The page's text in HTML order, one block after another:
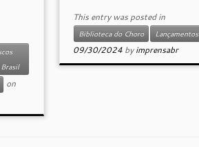
on
This entry was posted in
Biblioteca do Choro Lançamentos
09/30/2024 byimprensabr